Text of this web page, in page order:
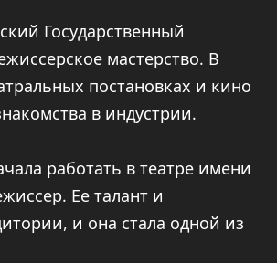
Государственный
мастерство. В
постановках и кино
в индустрии.
работать в театре имени
Ее талант и
и она стала одной из